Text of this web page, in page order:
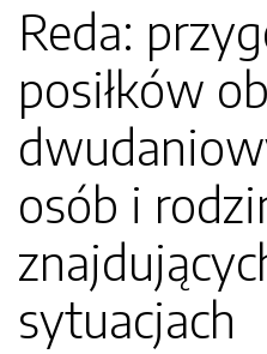
Reda:
posiłków
osób i
sytuacjach